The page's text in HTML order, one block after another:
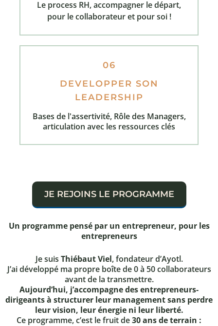
Le process RH, accompagner le départ,
pour le collaborateur et pour soi !
06
DEVELOPPER SON
LEADERSHIP
Bases de l'assertivité, Rôle des Managers,
articulation avec les ressources clés
JE REJOINS LE PROGRAMME
Un programme pensé par un entrepreneur, pour les
entrepreneurs
Je suis Thiébaut Viel, fondateur d’Ayotl.
J’ai développé ma propre boîte de 0 à 50 collaborateurs
avant de la transmettre.
Aujourd’hui, j’accompagne des entrepreneurs-
dirigeants à structurer leur management sans perdre
leur vision, leur énergie ni leur liberté.
Ce programme, c’est le fruit de30 ans de terrain :